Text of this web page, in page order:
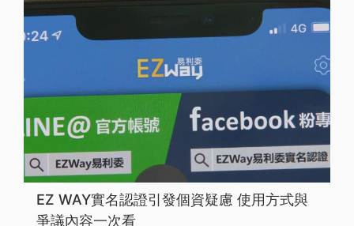
EZ WAY實名認證引發個資疑慮 使用方式與
爭議內容一次看